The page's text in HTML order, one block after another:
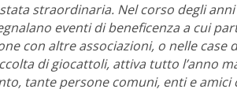
straordinaria. Nel corso degli
eventi di beneficenza a cui
con altre associazioni, o nelle case
di giocattoli, attiva tutto l’anno
tante persone comuni, enti e